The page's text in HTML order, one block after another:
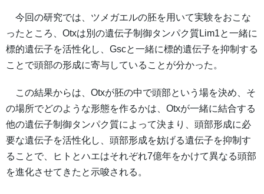
今回の研究では、ツメガエルの胚を用いて実験をおこな
ったところ、Otxは別の遺伝子制御タンパク質Lim1と一緒に
標的遺伝子を活性化し、Gscと一緒に標的遺伝子を抑制する
ことで頭部の形成に寄与していることが分かった。
この結果からは、Otxが胚の中で頭部という場を決め、そ
の場所でどのような形態を作るかは、Otxが一緒に結合する
他の遺伝子制御タンパク質によって決まり、頭部形成に必
要な遺伝子を活性化し、頭部形成を妨げる遺伝子を抑制す
ることで、ヒトとハエはそれぞれ7億年をかけて異なる頭部
を進化させてきたと示唆される。